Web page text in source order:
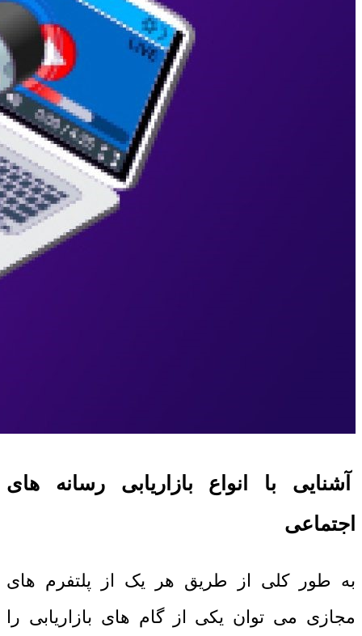
آشنایی با انواع بازاریابی رسانه های
اجتماعی
به طور کلی از طریق هر یک از پلتفرم های
مجازی می توان یکی از گام های بازاریابی را